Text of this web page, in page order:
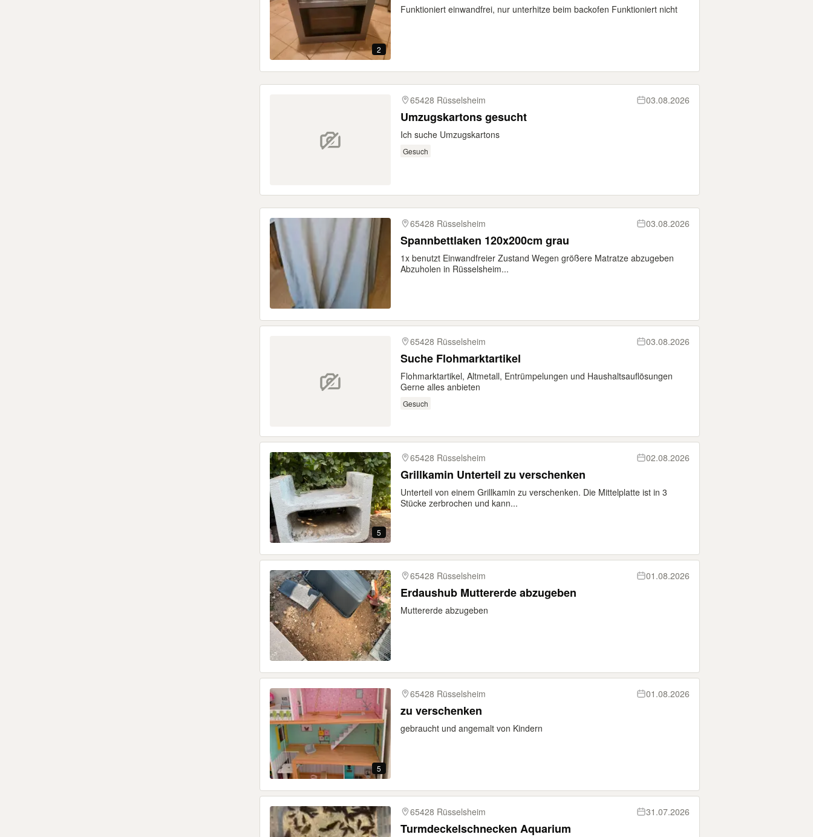
2
Funktioniert einwandfrei, nur unterhitze beim backofen Funktioniert nicht
65428 Rüsselsheim 03.08.2026
Umzugskartons gesucht
Ich suche Umzugskartons
Gesuch
65428 Rüsselsheim 03.08.2026
Spannbettlaken 120x200cm grau
1x benutzt Einwandfreier Zustand Wegen größere Matratze abzugeben
Abzuholen in Rüsselsheim...
65428 Rüsselsheim 03.08.2026
Suche Flohmarktartikel
Flohmarktartikel, Altmetall, Entrümpelungen und Haushaltsauflösungen
Gerne alles anbieten
Gesuch
5
65428 Rüsselsheim 02.08.2026
Grillkamin Unterteil zu verschenken
Unterteil von einem Grillkamin zu verschenken. Die Mittelplatte ist in 3
Stücke zerbrochen und kann...
65428 Rüsselsheim 01.08.2026
Erdaushub Muttererde abzugeben
Muttererde abzugeben
5
65428 Rüsselsheim 01.08.2026
zu verschenken
gebraucht und angemalt von Kindern
65428 Rüsselsheim 31.07.2026
Turmdeckelschnecken Aquarium